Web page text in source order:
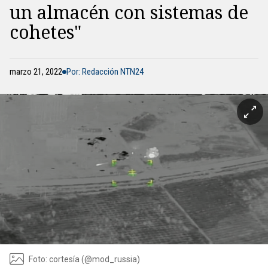
un almacén con sistemas de
cohetes"
marzo 21, 2022 Por: Redacción NTN24
Foto: cortesía (@mod_russia)